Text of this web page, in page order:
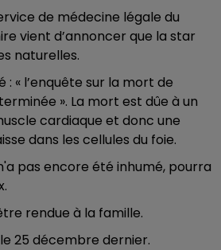
de médecine légale du
vient d’annoncer que la star
naturelles.
: « l’enquête sur la mort de
». La mort est dûe à un
cardiaque et donc une
dans les cellules du foie.
pas encore été inhumé, pourra
rendue à la famille.
25 décembre dernier.